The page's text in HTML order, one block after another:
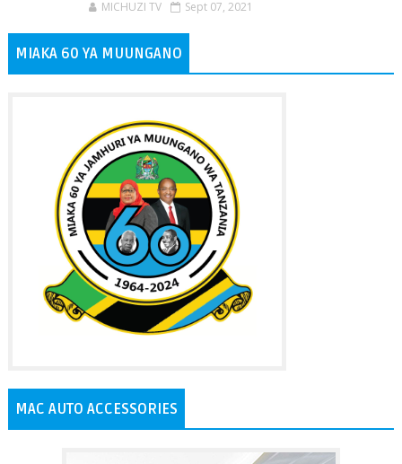
MICHUZI TV Sept 07, 2021
MIAKA 60 YA MUUNGANO
MAC AUTO ACCESSORIES